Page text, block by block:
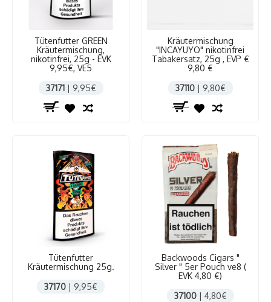
Tütenfutter GREEN
Kräutermischung,
nikotinfrei, 25g - EVK
9,95€, VE5
37171| 9,95€
Kräutermischung
"INCAYUYO" nikotinfrei
Tabakersatz, 25g , EVP €
9,80 €
37110| 9,80€
Tütenfutter
Kräutermischung 25g.
37170 | 9,95€
Backwoods Cigars "
Silver " 5er Pouch ve8 (
EVK 4,80 €)
37100| 4,80€